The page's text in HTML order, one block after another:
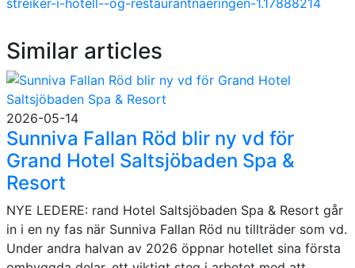
streiker-i-hotell--og-restaurantnaeringen-1.17888214
Similar articles
2026-05-14
Sunniva Fallan Röd blir ny vd för
Grand Hotel Saltsjöbaden Spa &
Resort
NYE LEDERE: rand Hotel Saltsjöbaden Spa & Resort går
in i en ny fas när Sunniva Fallan Röd nu tillträder som vd.
Under andra halvan av 2026 öppnar hotellet sina första